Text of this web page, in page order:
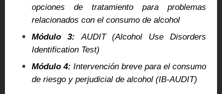
opciones de tratamiento para problemas
relacionados con el consumo de alcohol
Módulo 3: AUDIT (Alcohol Use Disorders
Identification Test)
Módulo 4: Intervención breve para el consumo
de riesgo y perjudicial de alcohol (IB-AUDIT)